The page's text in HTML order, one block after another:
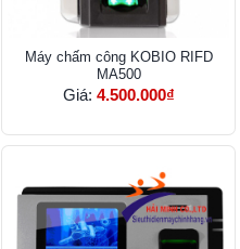
Máy chấm công KOBIO RIFD
MA500
Giá: 4.500.000₫